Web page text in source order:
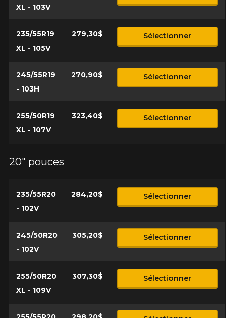
XL - 103V
235/55R19
XL - 105V
279,30$ Sélectionner
245/55R19
- 103H
270,90$ Sélectionner
255/50R19
XL - 107V
323,40$ Sélectionner
20" pouces
235/55R20
- 102V
284,20$ Sélectionner
245/50R20
- 102V
305,20$ Sélectionner
255/50R20
XL - 109V
307,30$ Sélectionner